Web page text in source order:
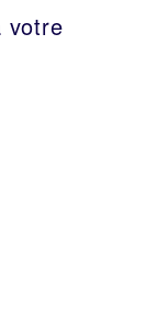
votre